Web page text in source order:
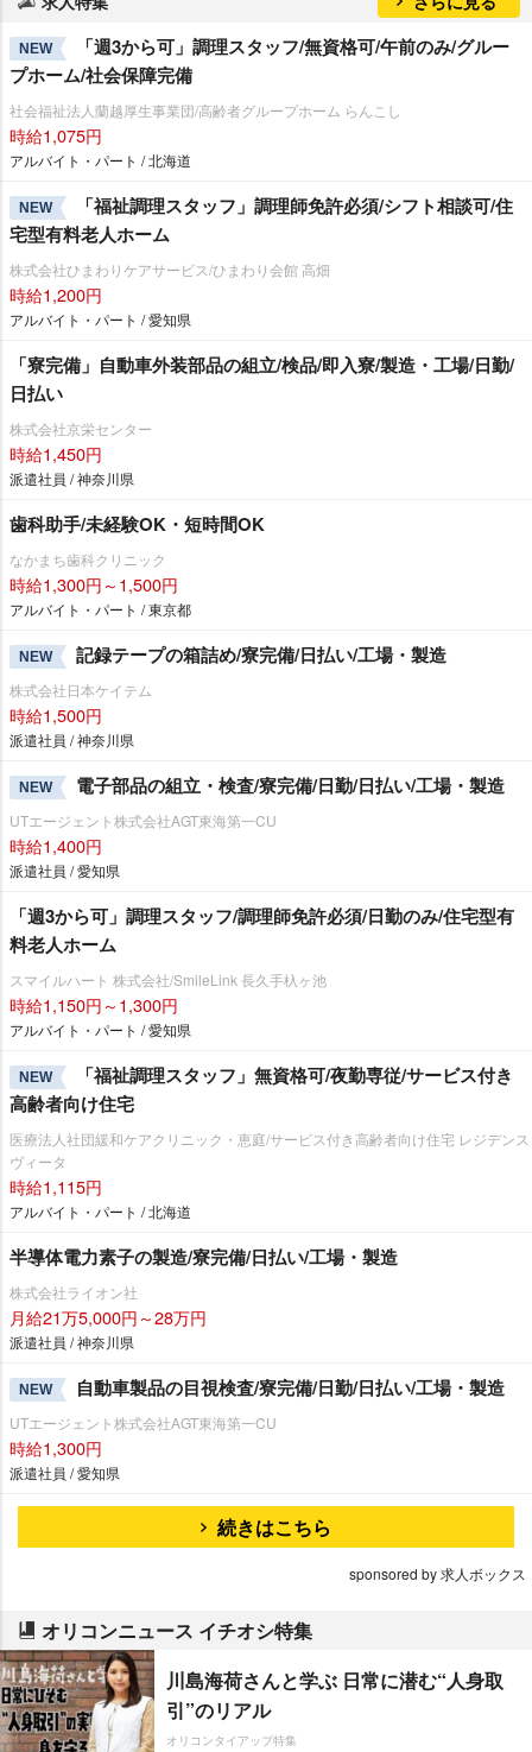
NEW
「週3から可」調理スタッフ/無資格可/午前のみ/グルー
プホーム/社会保障完備
社会福祉法人蘭越厚生事業団/高齢者グループホーム らんこし
時給1,075円
アルバイト・パート / 北海道
NEW
「福祉調理スタッフ」調理師免許必須/シフト相談可/住
宅型有料老人ホーム
株式会社ひまわりケアサービス/ひまわり会館 高畑
時給1,200円
アルバイト・パート / 愛知県
「寮完備」自動車外装部品の組立/検品/即入寮/製造・工場/日勤/
日払い
株式会社京栄センター
時給1,450円
派遣社員 / 神奈川県
歯科助手/未経験OK・短時間OK
なかまち歯科クリニック
時給1,300円～1,500円
アルバイト・パート / 東京都
NEW 記録テープの箱詰め/寮完備/日払い/工場・製造
株式会社日本ケイテム
時給1,500円
派遣社員 / 神奈川県
NEW 電子部品の組立・検査/寮完備/日勤/日払い/工場・製造
UTエージェント株式会社AGT東海第一CU
時給1,400円
派遣社員 / 愛知県
「週3から可」調理スタッフ/調理師免許必須/日勤のみ/住宅型有
料老人ホーム
スマイルハート 株式会社/SmileLink 長久手杁ヶ池
時給1,150円～1,300円
アルバイト・パート / 愛知県
NEW
「福祉調理スタッフ」無資格可/夜勤専従/サービス付き
高齢者向け住宅
医療法人社団緩和ケアクリニック・恵庭/サービス付き高齢者向け住宅 レジデンス
ヴィータ
時給1,115円
アルバイト・パート / 北海道
半導体電力素子の製造/寮完備/日払い/工場・製造
株式会社ライオン社
月給21万5,000円～28万円
派遣社員 / 神奈川県
NEW 自動車製品の目視検査/寮完備/日勤/日払い/工場・製造
UTエージェント株式会社AGT東海第一CU
時給1,300円
派遣社員 / 愛知県
続きはこちら
sponsored by 求人ボックス
オリコンニュース イチオシ特集
川島海荷さんと学ぶ 日常に潜む“人身取
引”のリアル
オリコンタイアップ特集